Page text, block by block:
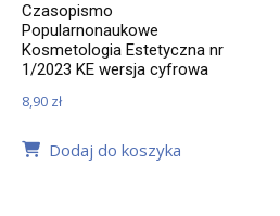
Czasopismo
Popularnonaukowe
Kosmetologia Estetyczna nr
1/2023 KE wersja cyfrowa
8,90 zł
Dodaj do koszyka